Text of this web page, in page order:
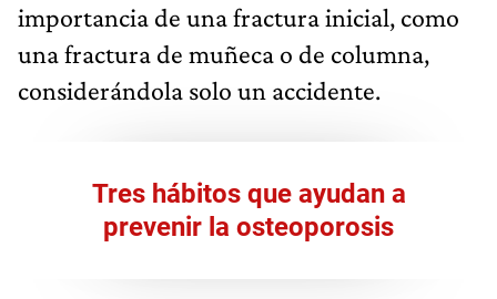
importancia de una fractura inicial, como
una fractura de muñeca o de columna,
considerándola solo un accidente.
Tres hábitos que ayudan a
prevenir la osteoporosis